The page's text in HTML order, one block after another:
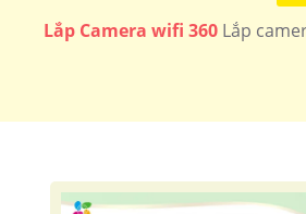
Camera Wifi 360 ezviz
Lắp Camera wifi 360 Lắp